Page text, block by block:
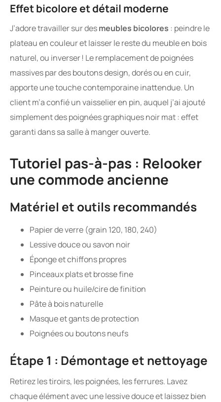
Effet bicolore et détail moderne
J’adore travailler sur desmeubles bicolores : peindre le
plateau en couleur et laisser le reste du meuble en bois
naturel, ou inverser ! Le remplacement de poignées
massives par des boutons design, dorés ou en cuir,
apporte une touche contemporaine inattendue. Un
client m’a confié un vaisselier en pin, auquel j’ai ajouté
simplement des poignées graphiques noir mat : effet
garanti dans sa salle à manger ouverte.
Tutoriel pas-à-pas : Relooker
une commode ancienne
Matériel et outils recommandés
Papier de verre (grain 120, 180, 240)
Lessive douce ou savon noir
Éponge et chiffons propres
Pinceaux plats et brosse fine
Peinture ou huile/cire de finition
Pâte à bois naturelle
Masque et gants de protection
Poignées ou boutons neufs
Étape 1 : Démontage et nettoyage
Retirez les tiroirs, les poignées, les ferrures. Lavez
chaque élément avec une lessive douce et laissez bien